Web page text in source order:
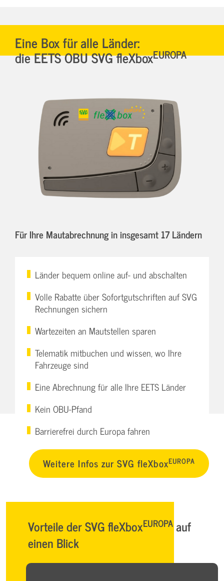
Eine Box für alle Länder:
die EETS OBU SVG fleXboxEUROPA
Für Ihre Mautabrechnung in insgesamt 17 Ländern
Länder bequem online auf- und abschalten
Volle Rabatte über Sofortgutschriften auf SVG
Rechnungen sichern
Wartezeiten an Mautstellen sparen
Telematik mitbuchen und wissen, wo Ihre
Fahrzeuge sind
Eine Abrechnung für alle Ihre EETS Länder
Kein OBU-Pfand
Barrierefrei durch Europa fahren
Weitere Infos zur SVG fleXboxEUROPA
Vorteile der SVG fleXboxEUROPA auf
einen Blick